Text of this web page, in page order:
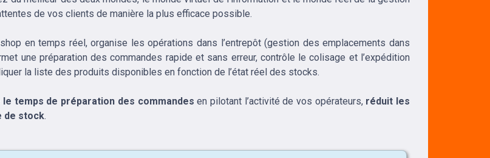
de vos clients de manière la plus efficace possible.
en temps réel, organise les opérations dans l’entrepôt (gestion des emplacements dans
une préparation des commandes rapide et sans erreur, contrôle le colisage et l’expédition
la liste des produits disponibles en fonction de l’état réel des stocks.
le temps de préparation des commandes en pilotant l’activité de vos opérateurs, réduit les
de stock.